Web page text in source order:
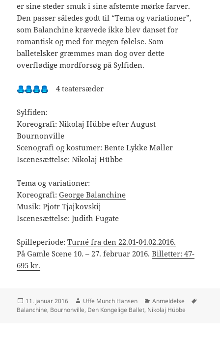
er sine steder smuk i sine afstemte mørke farver.
Den passer således godt til “Tema og variationer”,
som Balanchine krævede ikke blev danset for
romantisk og med for megen følelse. Som
balletelsker græmmes man dog over dette
overflødige mordforsøg på Sylfiden.
4 teatersæder
Sylfiden:
Koreografi: Nikolaj Hübbe efter August
Bournonville
Scenografi og kostumer: Bente Lykke Møller
Iscenesættelse: Nikolaj Hübbe
Tema og variationer:
Koreografi:George Balanchine
Musik: Pjotr Tjajkovskij
Iscenesættelse: Judith Fugate
Spilleperiode:Turné fra den 22.01-04.02.2016.
På Gamle Scene 10. – 27. februar 2016.Billetter: 47-
695 kr.
Udgivet
i
11. januar 2016 Forfatter
Uffe Munch Hansen Kategorier
Anmeldelse
Balanchine, Bournonville, Den Kongelige Ballet, Nikolaj Hübbe